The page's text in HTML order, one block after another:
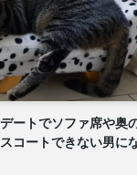
デートでソファ席や奥
コートできない男に